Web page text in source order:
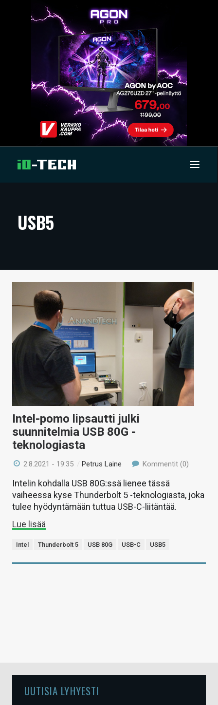
ARTIKKELIT
TECHBBS
HINTA.FI
KAUPPA
VAIHDA TEEMA
USB5
Intel-pomo lipsautti julki
suunnitelmia USB 80G -
teknologiasta
2.8.2021 - 19:35 /Petrus Laine Kommentit (0)
Intelin kohdalla USB 80G:ssä lienee tässä
vaiheessa kyse Thunderbolt 5 -teknologiasta, joka
tulee hyödyntämään tuttua USB-C-liitäntää.
Lue lisää
Intel Thunderbolt 5 USB 80G USB-C USB5
UUTISIA LYHYESTI